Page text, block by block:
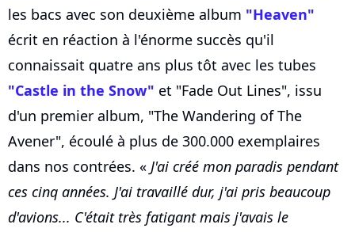
les bacs avec son deuxième album "Heaven"
écrit en réaction à l'énorme succès qu'il
connaissait quatre ans plus tôt avec les tubes
"Castle in the Snow" et "Fade Out Lines", issu
d'un premier album, "The Wandering of The
Avener", écoulé à plus de 300.000 exemplaires
dans nos contrées. « J'ai créé mon paradis pendant
ces cinq années. J'ai travaillé dur, j'ai pris beaucoup
d'avions... C'était très fatigant mais j'avais le